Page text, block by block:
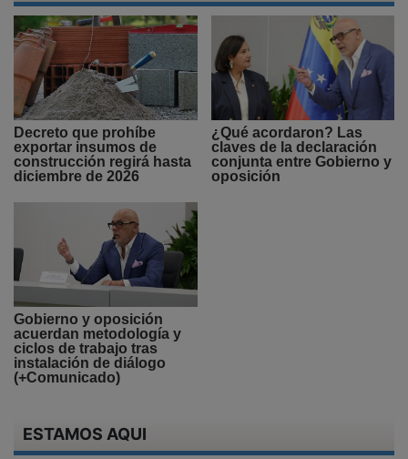
Decreto que prohíbe
exportar insumos de
construcción regirá hasta
diciembre de 2026
¿Qué acordaron? Las
claves de la declaración
conjunta entre Gobierno y
oposición
Gobierno y oposición
acuerdan metodología y
ciclos de trabajo tras
instalación de diálogo
(+Comunicado)
ESTAMOS AQUI